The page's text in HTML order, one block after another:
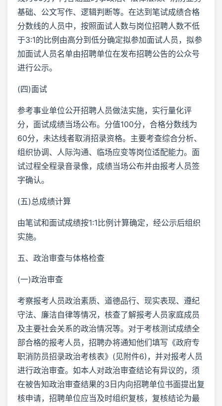
基础、公文写作、逻辑判断等。在达到笔试成绩合格
分数线的人员中，按照面试人数与岗位招聘人数不低
于3:1的比例由高分到低分确定拟参加面试人员，拟参
加面试人员名单由招聘单位在发布招聘公告的公众号
进行公示。
(四)面试
参考事业单位公开招聘人员做法实施，实行量化评
分，面试成绩当场公布。分值100分，合格分数线为
60分，未达线者取消招录资格。主要考查综合分析、
组织协调、人际沟通、临场应变等岗位适配能力。面
试过程全程录音录像，成绩当场公布并由报考人员签
字确认。
(五)总成绩计算
由笔试和面试成绩按1:1比例计算确定，经公示后组织
实施。
五、政治审查与体格检查
(一)政治审查
考察报考人员政治素质、道德品行、现实表现、遵纪
守法、廉洁自律等情况，核查了解报考人员家庭成员
及主要社会关系的政治情况等。对于考核测试成绩全
部合格的报考人员，招聘办将通知他们填写《政府专
职消防员招录政治考核表》(见附件6)，并对报考人员
进行政治审查。如本人对政治审查结论有异议的，须
在被告知政治审查结果的3日内向招聘单位书面提出复
核申请，招聘单位应当及时组织复核，复核结论为最